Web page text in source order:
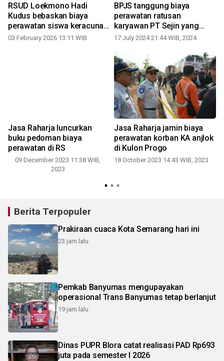
RSUD Loekmono Hadi
Kudus bebaskan biaya
perawatan siswa keracunan
naik kelas ke VIP
03 February 2026 13:11 WIB
BPJS tanggung biaya
perawatan ratusan
karyawan PT Sejin yang
keracunan
17 July 2024 21:44 WIB, 2024
Jasa Raharja luncurkan
buku pedoman biaya
perawatan di RS
09 December 2023 11:38 WIB,
2023
Jasa Raharja jamin biaya
perawatan korban KA anjlok
di Kulon Progo
18 October 2023 14:43 WIB, 2023
Berita Terpopuler
Prakiraan cuaca Kota Semarang hari ini
23 jam lalu
Pemkab Banyumas mengupayakan
operasional Trans Banyumas tetap berlanjut
19 jam lalu
Dinas PUPR Blora catat realisasi PAD Rp693
juta pada semester I 2026